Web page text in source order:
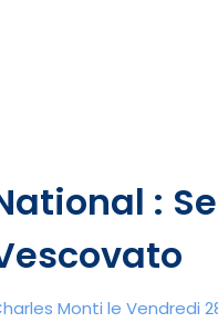
:
Monti le Vendredi